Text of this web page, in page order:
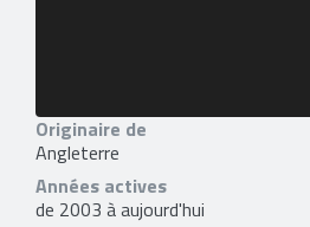
Originaire de
Angleterre
Années actives
de 2003 à aujourd'hui